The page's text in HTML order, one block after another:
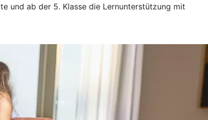
und ab der 5. Klasse die Lernunterstützung mit